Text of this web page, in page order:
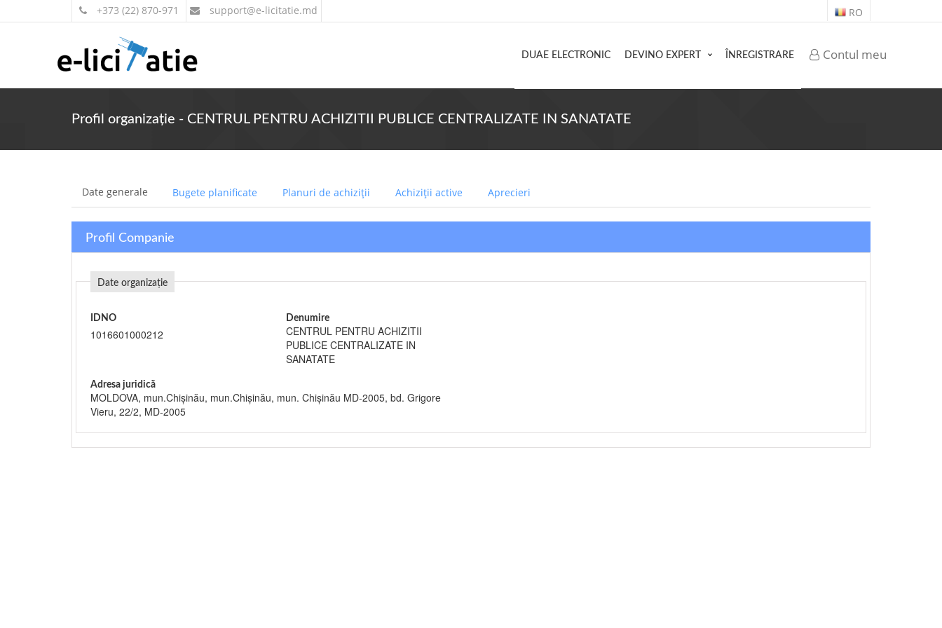
+373 (22) 870-971 support@e-licitatie.md RO
Contul meu
DUAE ELECTRONIC DEVINO EXPERT ÎNREGISTRARE
Profil organizație - CENTRUL PENTRU ACHIZITII PUBLICE CENTRALIZATE IN SANATATE
Date generale Bugete planificate Planuri de achiziții Achiziții active Aprecieri
Profil Companie
Date organizație
IDNO
1016601000212
Denumire
CENTRUL PENTRU ACHIZITII
PUBLICE CENTRALIZATE IN
SANATATE
Adresa juridică
MOLDOVA, mun.Chişinău, mun.Chişinău, mun. Chișinău MD-2005, bd. Grigore
Vieru, 22/2, MD-2005